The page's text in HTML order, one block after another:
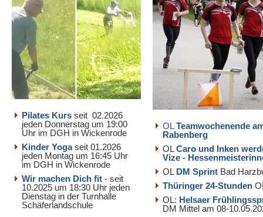
Pilates Kurs seit 02.2026
jeden Donnerstag um 19:00
Uhr im DGH in Wickenrode
Kinder Yogaseit 01.2026
jeden Montag um 16:45 Uhr
im DGH in Wickenrode
Wir machen Dich fit - seit
10.2025 um 18:30 Uhr jeden
Dienstag in der Turnhalle
Schäferlandschule
OLTeamwochenende
Rabenberg
OLCaro und Inken
Vize -
OL DM Sprint Bad
Thüringer 24-Stunden
OL: Helsaer
DM Mittel am 08-